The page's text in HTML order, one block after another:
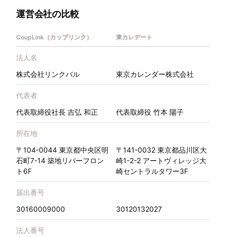
運営会社の比較
CoupLink（カップリンク） 東カレデート
法人名
株式会社リンクバル
東京カレンダー株式会社
代表者
代表取締役社長 吉弘 和正
代表取締役 竹本 陽子
所在地
〒104-0044 東京都中央区明
石町7-14 築地リバーフロン
ト6F
〒141-0032 東京都品川区大
崎1-2-2 アートヴィレッジ大
崎セントラルタワー3F
届出番号
30160009000
30120132027
法人番号